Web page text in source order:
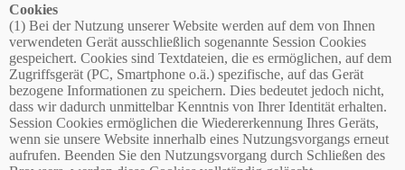
Cookies
(1) Bei der Nutzung unserer Website werden auf dem von Ihnen
verwendeten Gerät ausschließlich sogenannte Session Cookies
gespeichert. Cookies sind Textdateien, die es ermöglichen, auf dem
Zugriffsgerät (PC, Smartphone o.ä.) spezifische, auf das Gerät
bezogene Informationen zu speichern. Dies bedeutet jedoch nicht,
dass wir dadurch unmittelbar Kenntnis von Ihrer Identität erhalten.
Session Cookies ermöglichen die Wiedererkennung Ihres Geräts,
wenn sie unsere Website innerhalb eines Nutzungsvorgangs erneut
aufrufen. Beenden Sie den Nutzungsvorgang durch Schließen des